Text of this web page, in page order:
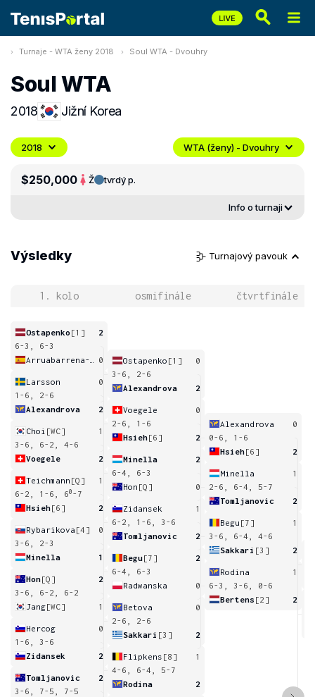
Turnaje - WTA ženy 2018 Soul WTA - Dvouhry
Soul WTA
2018 Jižní Korea
2018 WTA (ženy) - Dvouhry
$250,000 Ž tvrdý p.
Info o turnaji
Výsledky Turnajový pavouk
1. kolo osmifinále čtvrtfinále
Ostapenko [1]
2
6-3, 6-3
0
Larsson
0
1-6, 2-6
Alexandrova
2
Choi [WC]
1
3-6, 6-2, 4-6
Voegele
2
Teichmann [Q]
1
6-2, 1-6, 60 -7
Hsieh[6] 2
Rybarikova [4]
0
3-6, 2-3
Minella
1
Hon[Q]
2
3-6, 6-2, 6-2
Jang[WC] 1
Hercog
0
1-6, 3-6
Zidansek
2
Tomljanovic
2
3-6, 7-5, 7-5
Ostapenko [1]
0
3-6, 2-6
Alexandrova
2
Voegele
0
2-6, 1-6
Hsieh[6] 2
Minella
2
6-4, 6-3
Hon [Q] 0
Zidansek
1
6-2, 1-6, 3-6
Tomljanovic
2
Begu[7]
2
6-4, 6-3
Radwanska
0
Betova
0
2-6, 2-6
Sakkari [3] 2
Flipkens [8]
1
4-6, 6-4, 5-7
Rodina
2
Alexandrova
0
0-6, 1-6
Hsieh[6] 2
Minella
1
2-6, 6-4, 5-7
Tomljanovic
2
Begu [7]
1
3-6, 6-4, 4-6
Sakkari [3] 2
Rodina
1
6-3, 3-6, 0-6
Bertens [2] 2